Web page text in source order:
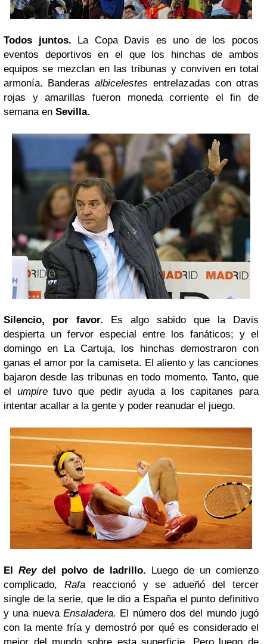
Todos juntos. La Copa Davis es uno de los pocos
eventos deportivos en el que los hinchas de ambos
equipos se mezclan en las tribunas y conviven en total
armonía. Banderasalbicelestes entrelazadas con otras
rojas y amarillas fueron moneda corriente el fin de
semana en Sevilla.
Silencio, por favor. Es algo sabido que la Davis
despierta un fervor especial entre los fanáticos; y el
domingo en La Cartuja, los hinchas demostraron con
ganas el amor por la camiseta. El aliento y las canciones
bajaron desde las tribunas en todo momento. Tanto, que
el umpiretuvo que pedir ayuda a los capitanes para
intentar acallar a la gente y poder reanudar el juego.
El Reydel polvo de ladrillo.
Luego de un comienzo
complicado, Rafareaccionó y se adueñó del tercer
single de la serie, que le dio a España el punto definitivo
y una nueva Ensaladera. El número dos del mundo jugó
con la mente fría y demostró por qué es considerado el